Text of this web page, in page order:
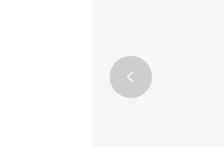
Previous